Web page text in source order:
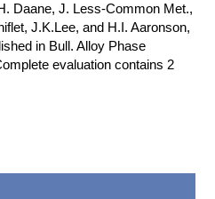
Daane, J. Less-Common Met.,
J.K.Lee, and H.I. Aaronson,
in Bull. Alloy Phase
evaluation contains 2